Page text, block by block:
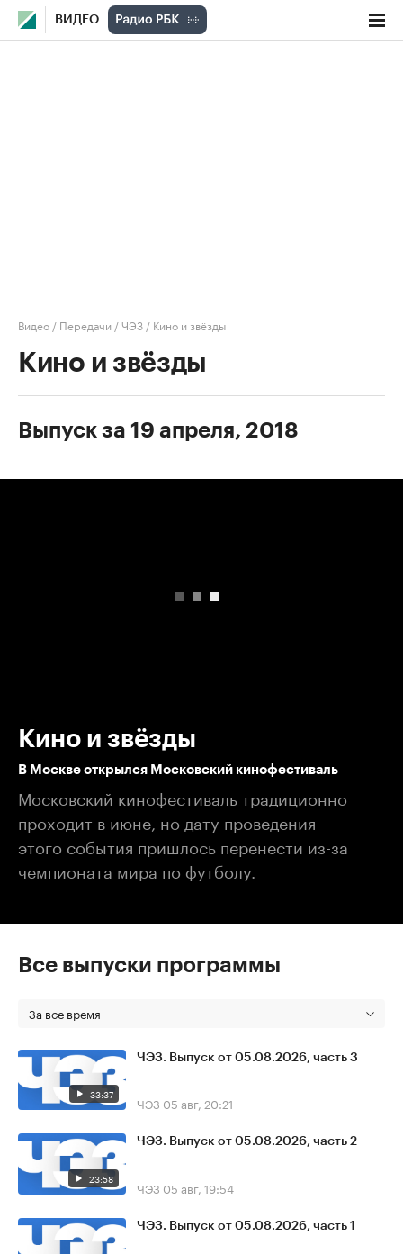
ВИДЕО
Видео / Передачи /ЧЭЗ / Кино и звёзды
Кино и звёзды
Выпуск за 19 апреля, 2018
Кино и звёзды
В Москве открылся Московский кинофестиваль
Московский кинофестиваль традиционно
проходит в июне, но дату проведения
этого события пришлось перенести из-за
чемпионата мира по футболу.
Все выпуски программы
За все время
33:37
ЧЭЗ. Выпуск от 05.08.2026, часть 3
ЧЭЗ 05 авг, 20:21
23:58
ЧЭЗ. Выпуск от 05.08.2026, часть 2
ЧЭЗ 05 авг, 19:54
ЧЭЗ. Выпуск от 05.08.2026, часть 1